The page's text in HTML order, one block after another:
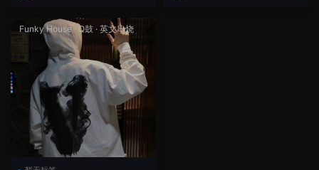
Funky House· Q鼓 · 英文串烧